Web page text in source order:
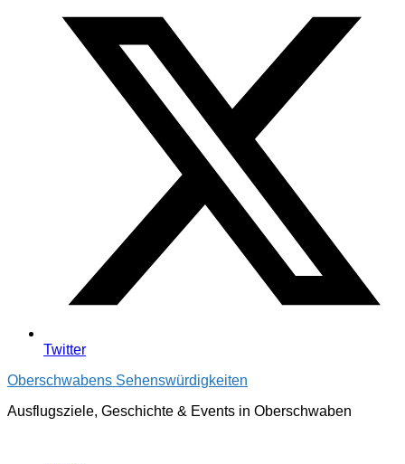
Twitter
Oberschwabens Sehenswürdigkeiten
Ausflugsziele, Geschichte & Events in Oberschwaben